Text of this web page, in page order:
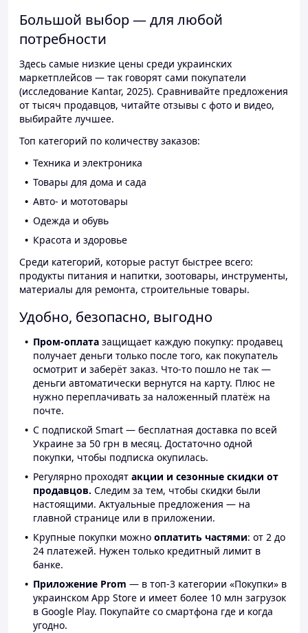
Большой выбор — для любой
потребности
Здесь самые низкие цены среди украинских
маркетплейсов — так говорят сами покупатели
(исследование Kantar, 2025). Сравнивайте предложения
от тысяч продавцов, читайте отзывы с фото и видео,
выбирайте лучшее.
Топ категорий по количеству заказов:
Техника и электроника
Товары для дома и сада
Авто- и мототовары
Одежда и обувь
Красота и здоровье
Среди категорий, которые растут быстрее всего:
продукты питания и напитки, зоотовары, инструменты,
материалы для ремонта, строительные товары.
Удобно, безопасно, выгодно
Пром-оплата защищает каждую покупку: продавец
получает деньги только после того, как покупатель
осмотрит и заберёт заказ. Что-то пошло не так —
деньги автоматически вернутся на карту. Плюс не
нужно переплачивать за наложенный платёж на
почте.
С подпиской Smart — бесплатная доставка по всей
Украине за 50 грн в месяц. Достаточно одной
покупки, чтобы подписка окупилась.
Регулярно проходят акции и сезонные скидки от
продавцов. Следим за тем, чтобы скидки были
настоящими. Актуальные предложения — на
главной странице или в приложении.
Крупные покупки можно оплатить частями: от 2 до
24 платежей. Нужен только кредитный лимит в
банке.
Приложение Prom — в топ-3 категории «Покупки» в
украинском App Store и имеет более 10 млн загрузок
в Google Play. Покупайте со смартфона где и когда
угодно.